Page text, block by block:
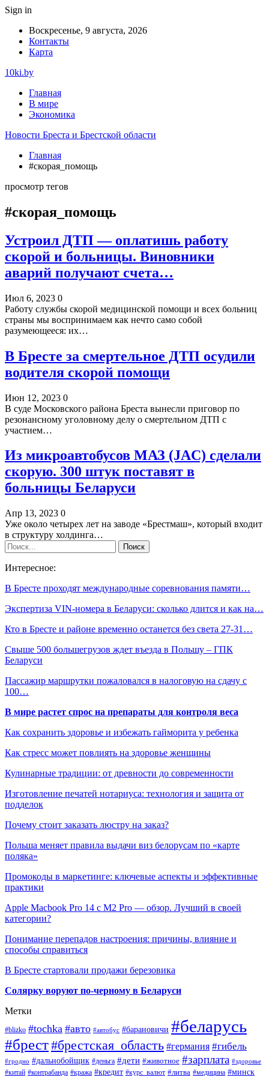
Sign in
Воскресенье, 9 августа, 2026
Контакты
Карта
10ki.by
Главная
В мире
Экономика
Новости Бреста и Брестской области
Главная
#скорая_помощь
просмотр тегов
#скорая_помощь
Устроил ДТП — оплатишь работу
скорой и больницы. Виновники
аварий получают счета…
Июл 6, 2023 0
Работу службы скорой медицинской помощи и всех больниц
страны мы воспринимаем как нечто само собой
разумеющееся: их…
В Бресте за смертельное ДТП осудили
водителя скорой помощи
Июн 12, 2023 0
В суде Московского района Бреста вынесли приговор по
резонансному уголовному делу о смертельном ДТП с
участием…
Из микроавтобусов МАЗ (JAC) сделали
скорую. 300 штук поставят в
больницы Беларуси
Апр 13, 2023 0
Уже около четырех лет на заводе «Брестмаш», который входит
в структуру холдинга…
Интересное:
В Бресте проходят международные соревнования памяти…
Экспертиза VIN-номера в Беларуси: сколько длится и как на…
Кто в Бресте и районе временно останется без света 27-31…
Свыше 500 большегрузов ждет въезда в Польшу – ГПК
Беларуси
Пассажир маршрутки пожаловался в налоговую на сдачу с
100…
В мире растет спрос на препараты для контроля веса
Как сохранить здоровье и избежать гайморита у ребенка
Как стресс может повлиять на здоровье женщины
Кулинарные традиции: от древности до современности
Изготовление печатей нотариуса: технология и защита от
подделок
Почему стоит заказать люстру на заказ?
Польша меняет правила выдачи виз белорусам по «карте
поляка»
Промокоды в маркетинге: ключевые аспекты и эффективные
практики
Apple Macbook Pro 14 с M2 Pro — обзор. Лучший в своей
категории?
Понимание перепадов настроения: причины, влияние и
способы справиться
В Бресте стартовали продажи березовика
Солярку воруют по-черному в Беларуси
Метки
#blizko #tochka #авто #автобус #барановичи #беларусь
#брест#брестская_область #германия #гибель
#гродно #дальнобойщик #деньга #дети #животное #зарплата #здоровье
#китай #контрабанда #кража #кредит #курс_валют #литва #медицина #минск